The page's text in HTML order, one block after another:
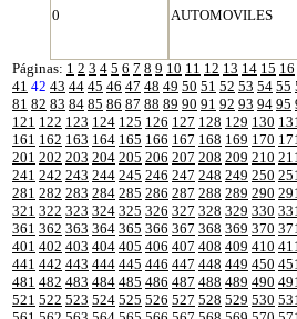
0 AUTOMOVILES
Páginas: 1 2 3 4 5 6 7 8 9 10 11 12 13 14 15 16
41 42 43 44 45 46 47 48 49 50 51 52 53 54 55
81 82 83 84 85 86 87 88 89 90 91 92 93 94 95
121 122 123 124 125 126 127 128 129 130 131
161 162 163 164 165 166 167 168 169 170 171
201 202 203 204 205 206 207 208 209 210 211
241 242 243 244 245 246 247 248 249 250 251
281 282 283 284 285 286 287 288 289 290 291
321 322 323 324 325 326 327 328 329 330 331
361 362 363 364 365 366 367 368 369 370 371
401 402 403 404 405 406 407 408 409 410 411
441 442 443 444 445 446 447 448 449 450 451
481 482 483 484 485 486 487 488 489 490 491
521 522 523 524 525 526 527 528 529 530 531